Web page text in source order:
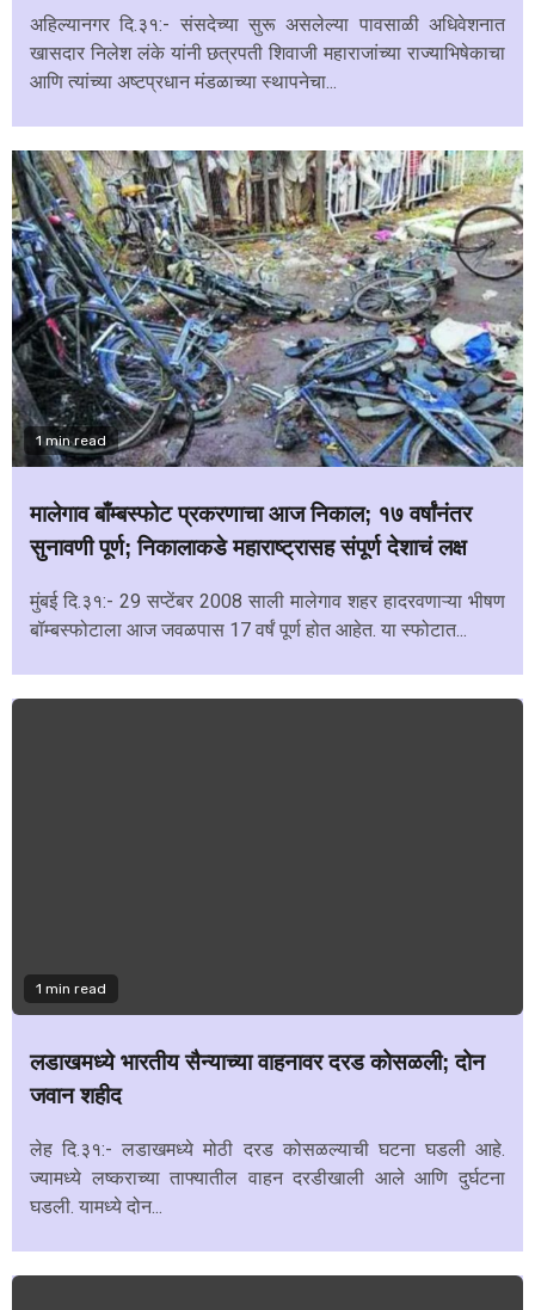
अहिल्यानगर दि.३१:- संसदेच्या सुरू असलेल्या पावसाळी अधिवेशनात
खासदार निलेश लंके यांनी छत्रपती शिवाजी महाराजांच्या राज्याभिषेकाचा
आणि त्यांच्या अष्टप्रधान मंडळाच्या स्थापनेचा...
1 min read
मालेगाव बाँम्बस्फोट प्रकरणाचा आज निकाल; १७ वर्षांनंतर
सुनावणी पूर्ण; निकालाकडे महाराष्ट्रासह संपूर्ण देशाचं लक्ष
मुंबई दि.३१:- 29 सप्टेंबर 2008 साली मालेगाव शहर हादरवणाऱ्या भीषण
बॉम्बस्फोटाला आज जवळपास 17 वर्षं पूर्ण होत आहेत. या स्फोटात...
1 min read
लडाखमध्ये भारतीय सैन्याच्या वाहनावर दरड कोसळली; दोन
जवान शहीद
लेह दि.३१:- लडाखमध्ये मोठी दरड कोसळल्याची घटना घडली आहे.
ज्यामध्ये लष्कराच्या ताफ्यातील वाहन दरडीखाली आले आणि दुर्घटना
घडली. यामध्ये दोन...